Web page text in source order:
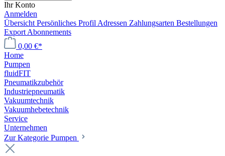
Ihr Konto
Anmelden
Übersicht Persönliches Profil Adressen Zahlungsarten Bestellungen
Export Abonnements
0,00 €*
Home
Pumpen
fluidFIT
Pneumatikzubehör
Industriepneumatik
Vakuumtechnik
Vakuumhebetechnik
Service
Unternehmen
Zur Kategorie Pumpen